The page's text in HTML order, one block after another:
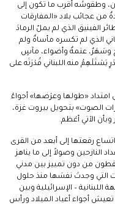
وطقوسُه أقرب ما تكون إلى
عجائب بلاد «المفارقات
الفينيق الذي لم يملّ الرمادَ
الذي لم تكسره مأساةٌ ولم
وسَهَرٌ، عتمةٌ وأضواء، مآسٍ
يَسْتَلْهِمُ منه اللبناني قُدْرَتَه على
امتداد «طولها وعرْضها» أجواءُ
الصوت» بتحويل بيروت غزة،
الآتي أعْظم.
رقعتها إلى أبعد من القرى
النازحين وصولاً إلى ما يناهز
يسقطون من دون تمييز بين مدني
التي وجدتْ نفسَها منذ حلول
– الإسرائيلية وبين
أجواء أعياد الميلاد ورأس